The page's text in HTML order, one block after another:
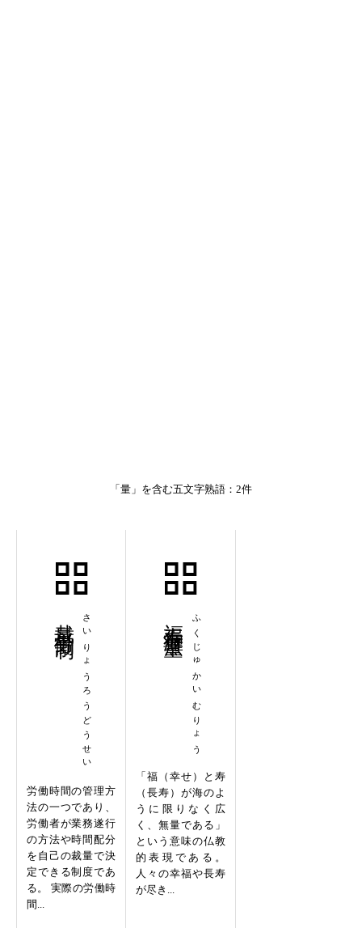
「量」を含む五文字熟語：2件
さいりょうろうどうせい
労働時間の管理方
法の一つであり、
労働者が業務遂行
の方法や時間配分
を自己の裁量で決
定できる制度であ
る。 実際の労働時
間...
ふくじゅかいむりょう
「福（幸せ）と寿
（長寿）が海のよ
うに限りなく広
く、無量である」
という意味の仏教
的表現である。
人々の幸福や長寿
が尽き...